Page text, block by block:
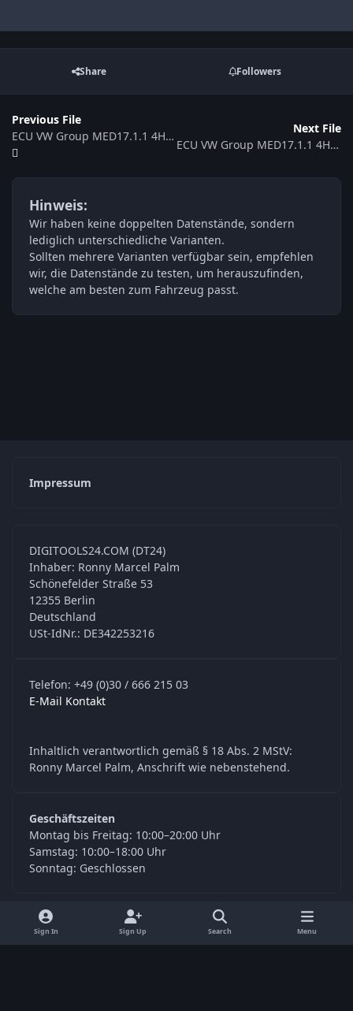
Share Followers
Previous File
ECU VW Group MED17.1.1 4H0907557B 529968
Next File
ECU VW Group MED17.1.1 4H0907557A 537984
Hinweis:
Wir haben keine doppelten Datenstände, sondern
lediglich unterschiedliche Varianten.
Sollten mehrere Varianten verfügbar sein, empfehlen
wir, die Datenstände zu testen, um herauszufinden,
welche am besten zum Fahrzeug passt.
Impressum
DIGITOOLS24.COM (DT24)
Inhaber: Ronny Marcel Palm
Schönefelder Straße 53
12355 Berlin
Deutschland
USt-IdNr.: DE342253216
Telefon: +49 (0)30 / 666 215 03
E-Mail Kontakt
Inhaltlich verantwortlich gemäß § 18 Abs. 2 MStV:
Ronny Marcel Palm, Anschrift wie nebenstehend.
Geschäftszeiten
Montag bis Freitag: 10:00–20:00 Uhr
Samstag: 10:00–18:00 Uhr
Sonntag: Geschlossen
o
f
a
Sign In Sign Up Search Menu